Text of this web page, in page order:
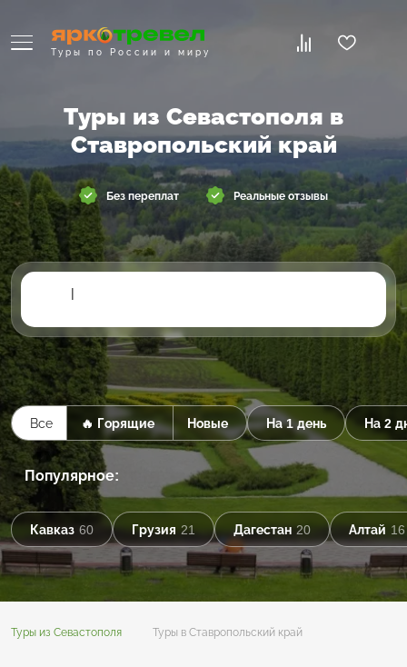
Туры по России и миру
Туры из Севастополя в
Ставропольский край
Без переплат Реальные отзывы
|
Все 🔥 Горящие Новые На 1 день На 2
Популярное:
Кавказ 60 Грузия 21 Дагестан 20 Алтай 16
Туры из Севастополя Туры в Ставропольский край